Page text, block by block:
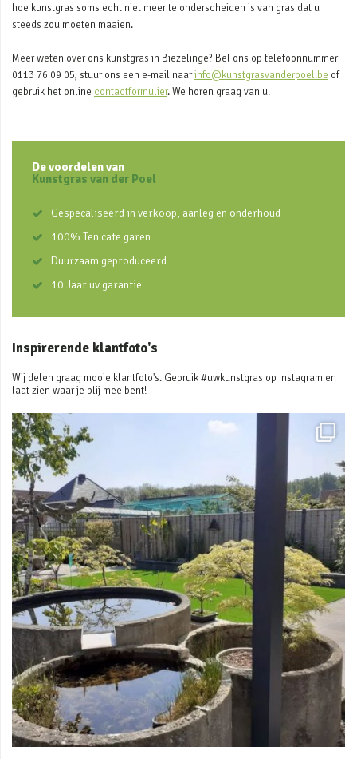
hoe kunstgras soms echt niet meer te onderscheiden is van gras dat u
steeds zou moeten maaien.
Meer weten over ons kunstgras in Biezelinge? Bel ons op telefoonnummer
0113 76 09 05, stuur ons een e-mail naarinfo@kunstgrasvanderpoel.be of
gebruik het online contactformulier. We horen graag van u!
De voordelen van
Kunstgras van der Poel
Gespecaliseerd in verkoop, aanleg en onderhoud
100% Ten cate garen
Duurzaam geproduceerd
10 Jaar uv garantie
Inspirerende klantfoto's
Wij delen graag mooie klantfoto's. Gebruik #uwkunstgras op Instagram en
laat zien waar je blij mee bent!
Mei 3